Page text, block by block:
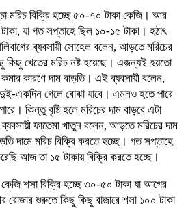
মরিচ বিক্রি হচ্ছে ৫০-৭০ টাকা কেজি। আর
যা গত সপ্তাহে ছিল ১০-১৫ টাকা। হঠাৎ
ব্যবসায়ী সোহেল বলেন, আড়তে মরিচের
কিছু খেতের মরিচ নষ্ট হয়েছে। এজন্যই হয়তো
কারণে দাম বাড়তি। এই ব্যবসায়ী বলেন,
একদিন গেলে বোঝা যাবে। এমনও হতে পারে
কিন্তু বৃষ্টি হলে মরিচের দাম বাড়বে এটা
ব্যবসায়ী ফাতেমা খাতুন বলেন, আড়তে মরিচের দাম
দামে মরিচ বিক্রি করতে হচ্ছে। গত সপ্তাহে
আজ তা ১৫ টাকায় বিক্রি করতে হচ্ছে।
শসা বিক্রি হচ্ছে ৩০-৫০ টাকা যা আগের
শুরুতে কিছু কিছু বাজারে শসা ১০০ টাকা